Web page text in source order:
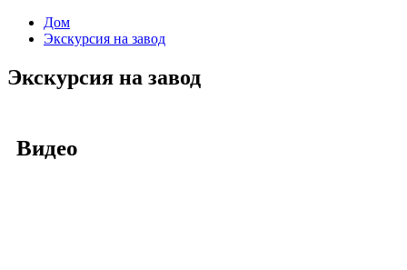
Дом
Экскурсия на завод
Экскурсия на завод
Видео